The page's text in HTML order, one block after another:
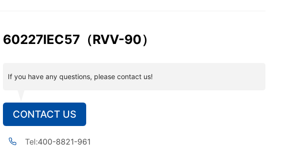
60227IEC57（RVV-90）
If you have any questions, please contact us!
CONTACT US
Tel:400-8821-961